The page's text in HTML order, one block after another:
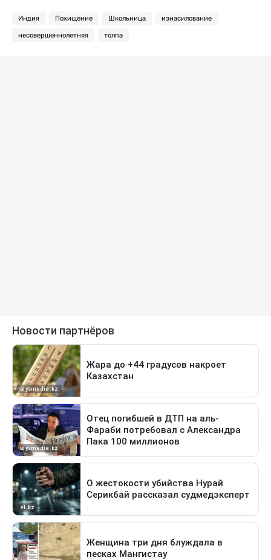
Индия Похищение Школьница изнасилование
несовершеннолетняя толпа